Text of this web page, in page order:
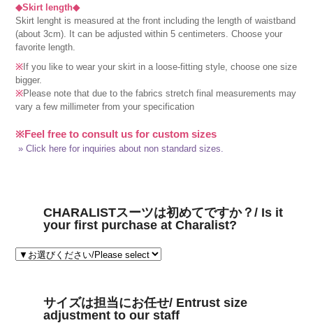
◆Skirt length◆
Skirt lenght is measured at the front including the length of waistband
(about 3cm). It can be adjusted within 5 centimeters. Choose your
favorite length.
※If you like to wear your skirt in a loose-fitting style, choose one size
bigger.
※Please note that due to the fabrics stretch final measurements may
vary a few millimeter from your specification
※Feel free to consult us for custom sizes
» Click here for inquiries about non standard sizes.
CHARALISTスーツは初めてですか？/ Is it
your first purchase at Charalist?
サイズは担当にお任せ/ Entrust size
adjustment to our staff